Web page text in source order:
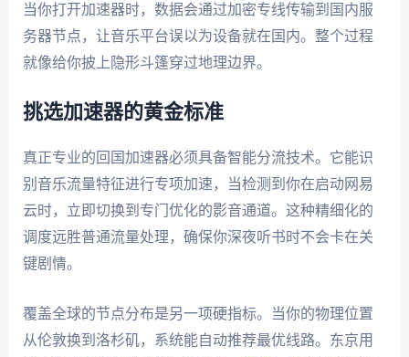
当你打开加速器时，数据会通过加密专线传输到国内服
务器节点，让音乐平台误以为设备就在国内。整个过程
就像给你披上隐形斗篷穿过地理边界。
挑选加速器的黄金标准
真正专业的回国加速器必须具备智能分流技术。它能识
别音乐流量特征进行专项加速，当检测到你在启动网易
云时，立即切换到专门优化的影音通道。这种精细化的
调度远胜普通流量处理，确保你深夜听书时不会卡在关
键剧情。
覆盖全球的节点分布是另一项硬指标。当你的物理位置
从伦敦换到洛杉矶，系统能自动推荐最优线路。东京用